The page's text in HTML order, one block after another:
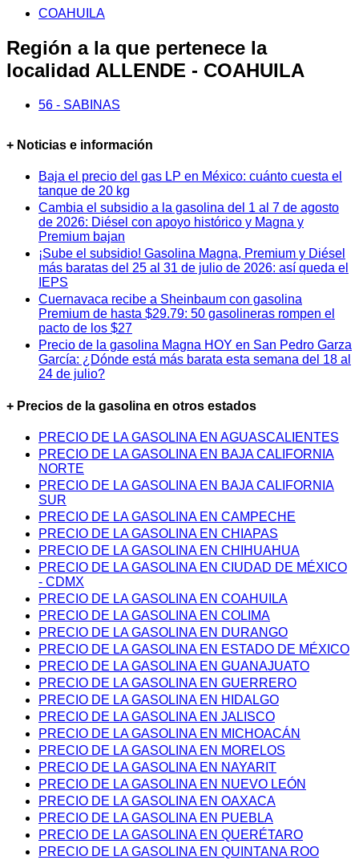
COAHUILA
Región a la que pertenece la
localidad ALLENDE - COAHUILA
56 - SABINAS
+ Noticias e información
Baja el precio del gas LP en México: cuánto cuesta el
tanque de 20 kg
Cambia el subsidio a la gasolina del 1 al 7 de agosto
de 2026: Diésel con apoyo histórico y Magna y
Premium bajan
¡Sube el subsidio! Gasolina Magna, Premium y Diésel
más baratas del 25 al 31 de julio de 2026: así queda el
IEPS
Cuernavaca recibe a Sheinbaum con gasolina
Premium de hasta $29.79: 50 gasolineras rompen el
pacto de los $27
Precio de la gasolina Magna HOY en San Pedro Garza
García: ¿Dónde está más barata esta semana del 18 al
24 de julio?
+ Precios de la gasolina en otros estados
PRECIO DE LA GASOLINA EN AGUASCALIENTES
PRECIO DE LA GASOLINA EN BAJA CALIFORNIA
NORTE
PRECIO DE LA GASOLINA EN BAJA CALIFORNIA
SUR
PRECIO DE LA GASOLINA EN CAMPECHE
PRECIO DE LA GASOLINA EN CHIAPAS
PRECIO DE LA GASOLINA EN CHIHUAHUA
PRECIO DE LA GASOLINA EN CIUDAD DE MÉXICO
- CDMX
PRECIO DE LA GASOLINA EN COAHUILA
PRECIO DE LA GASOLINA EN COLIMA
PRECIO DE LA GASOLINA EN DURANGO
PRECIO DE LA GASOLINA EN ESTADO DE MÉXICO
PRECIO DE LA GASOLINA EN GUANAJUATO
PRECIO DE LA GASOLINA EN GUERRERO
PRECIO DE LA GASOLINA EN HIDALGO
PRECIO DE LA GASOLINA EN JALISCO
PRECIO DE LA GASOLINA EN MICHOACÁN
PRECIO DE LA GASOLINA EN MORELOS
PRECIO DE LA GASOLINA EN NAYARIT
PRECIO DE LA GASOLINA EN NUEVO LEÓN
PRECIO DE LA GASOLINA EN OAXACA
PRECIO DE LA GASOLINA EN PUEBLA
PRECIO DE LA GASOLINA EN QUERÉTARO
PRECIO DE LA GASOLINA EN QUINTANA ROO